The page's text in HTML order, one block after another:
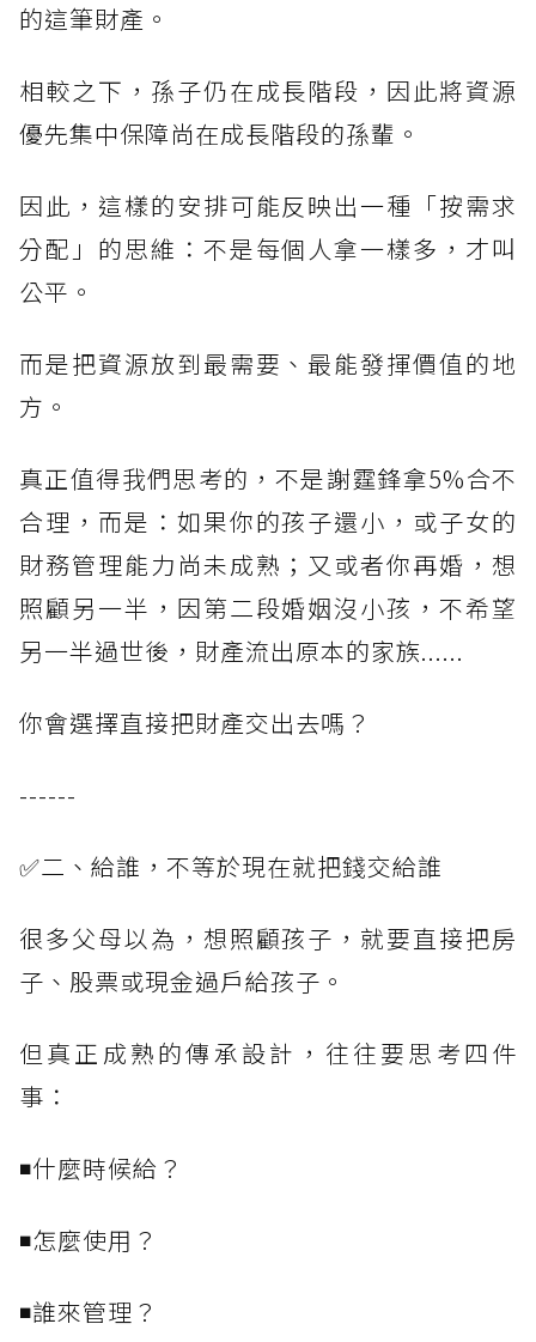
的這筆財產。
相較之下，孫子仍在成長階段，因此將資源
優先集中保障尚在成長階段的孫輩。
因此，這樣的安排可能反映出一種「按需求
分配」的思維：不是每個人拿一樣多，才叫
公平。
而是把資源放到最需要、最能發揮價值的地
方。
真正值得我們思考的，不是謝霆鋒拿5%合不
合理，而是：如果你的孩子還小，或子女的
財務管理能力尚未成熟；又或者你再婚，想
照顧另一半，因第二段婚姻沒小孩，不希望
另一半過世後，財產流出原本的家族......
你會選擇直接把財產交出去嗎？
------
✅二、給誰，不等於現在就把錢交給誰
很多父母以為，想照顧孩子，就要直接把房
子、股票或現金過戶給孩子。
但真正成熟的傳承設計，往往要思考四件
事：
◾什麼時候給？
◾怎麼使用？
◾誰來管理？